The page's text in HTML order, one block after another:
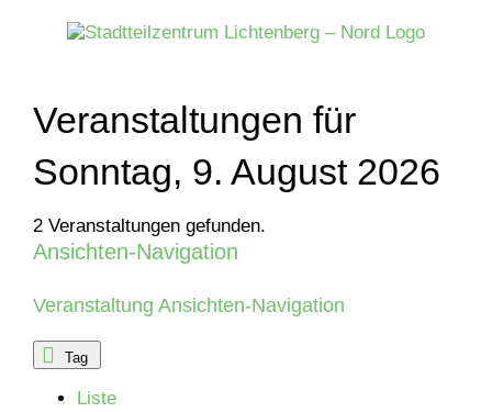
Veranstaltungen für
Sonntag, 9. August 2026
2 Veranstaltungen gefunden.
Veranstaltungen
für
Donnerstag,
Ansichten-Navigation
Veranstaltung Ansichten-Navigation
Tag
Liste